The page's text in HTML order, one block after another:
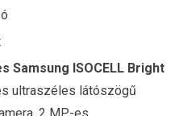
Samsung ISOCELL Bright
ultraszéles látószögű